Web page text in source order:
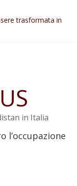
i crimini di guerra
trasformata in
sotto minaccia
ostacolerebbe
in Italia
l’occupazione